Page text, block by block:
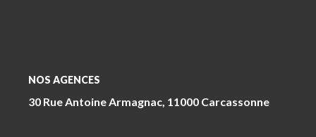
NOS AGENCES
30 Rue Antoine Armagnac, 11000 Carcassonne